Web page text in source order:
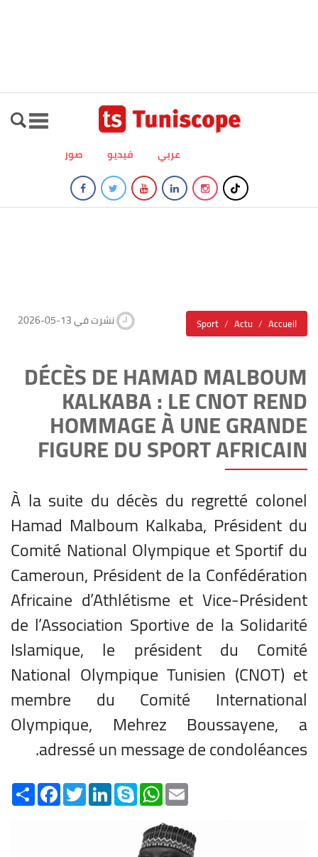
صور فيديو عربي
Sport Actu Accueil 2026-05-13 نشرت في
DÉCÈS DE HAMAD MALBOUM
KALKABA : LE CNOT REND
HOMMAGE À UNE GRANDE
FIGURE DU SPORT AFRICAIN
À la suite du décès du regretté colonel
Hamad Malboum Kalkaba, Président du
Comité National Olympique et Sportif du
Cameroun, Président de la Confédération
Africaine d’Athlétisme et Vice-Président
de l’Association Sportive de la Solidarité
Islamique, le président du Comité
National Olympique Tunisien (CNOT) et
membre du Comité International
Olympique, Mehrez Boussayene, a
adressé un message de condoléances.
Share
FacebookTwitterLinkedInSkype
WhatsAppEmail